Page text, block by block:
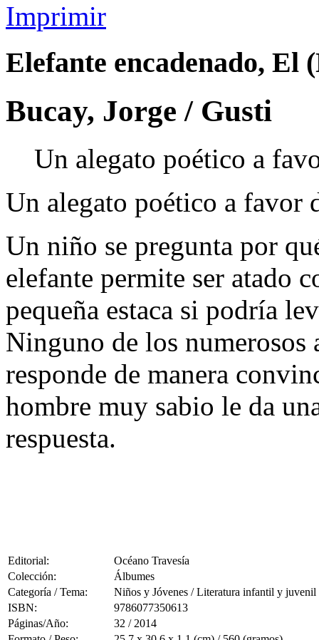
Imprimir
Elefante encadenado, El
Bucay, Jorge / Gusti
Un alegato poético a
Un alegato poético a favor
Un niño se pregunta por
elefante permite ser atado
pequeña estaca si podría
Ninguno de los numerosos
responde de manera
hombre muy sabio le da
respuesta.
Editorial:
Océano Travesía
Colección:
Álbumes
Categoría / Tema:
Niños y Jóvenes / Literatura infantil y juvenil
ISBN:
9786077350613
Páginas/Año:
32 / 2014